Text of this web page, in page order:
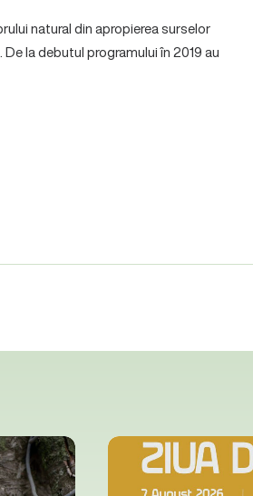
natural din apropierea surselor
la debutul programului în 2019 au